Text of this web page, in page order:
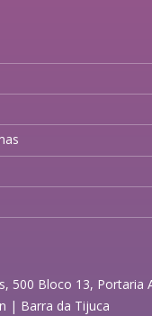
500 Bloco 13, Portaria
| Barra da Tijuca